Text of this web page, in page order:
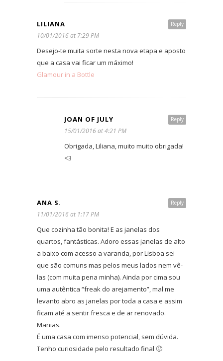
Reply
LILIANA
10/01/2016 at 7:29 PM
Desejo-te muita sorte nesta nova etapa e aposto
que a casa vai ficar um máximo!
Glamour in a Bottle
Reply
JOAN OF JULY
15/01/2016 at 4:21 PM
Obrigada, Liliana, muito muito obrigada!
<3
Reply
ANA S.
11/01/2016 at 1:17 PM
Que cozinha tão bonita! E as janelas dos
quartos, fantásticas. Adoro essas janelas de alto
a baixo com acesso a varanda, por Lisboa sei
que são comuns mas pelos meus lados nem vê-
las (com muita pena minha). Ainda por cima sou
uma autêntica “freak do arejamento”, mal me
levanto abro as janelas por toda a casa e assim
ficam até a sentir fresca e de ar renovado.
Manias.
É uma casa com imenso potencial, sem dúvida.
Tenho curiosidade pelo resultado final 🙂